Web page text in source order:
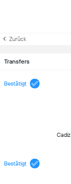
Zurück
Transfers
Bestätigt
Cadiz
Bestätigt